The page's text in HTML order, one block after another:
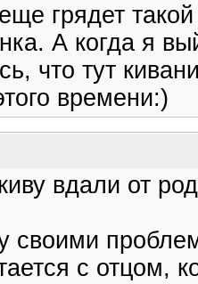
грядет
А когда я
что тут
времени:)
вдали от
своими
с отцом,